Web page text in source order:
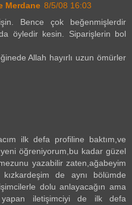
Merdane 8/5/08 16:03
Bence çok beğenmişlerdir
öyledir kesin. Siparişlerin bol
Allah hayırlı uzun ömürler
ilk defa profiline baktım,ve
öğreniyorum,bu kadar güzel
yazabilir zaten,ağabeyim
de aynı bölümde
dolu anlayacağın ama
iletişimciyi de ilk defa